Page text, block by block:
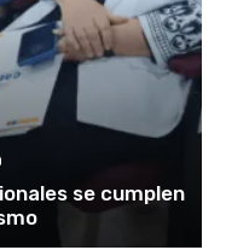
se cumplen